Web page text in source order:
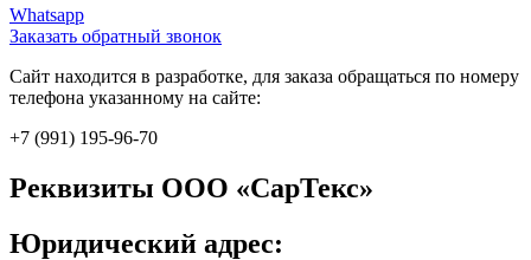
Whatsapp
Заказать обратный звонок
Сайт находится в разработке, для заказа обращаться по номеру
телефона указанному на сайте:
+7 (991) 195-96-70
Реквизиты ООО «СарТекс»
Юридический адрес: